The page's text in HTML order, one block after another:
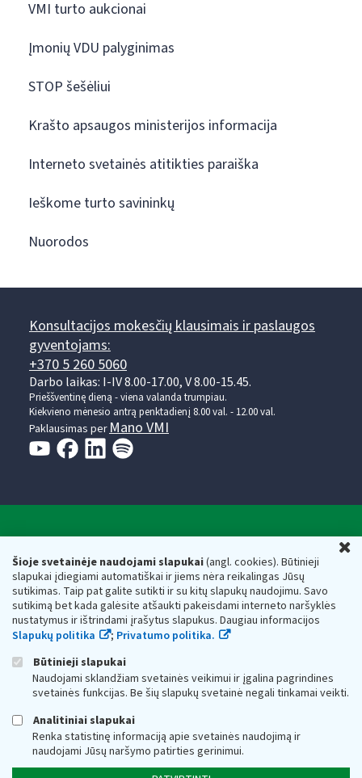
Šioje svetainėje naudojami slapukai(angl. cookies). Būtinieji
slapukai įdiegiami automatiškai ir jiems nėra reikalingas Jūsų
sutikimas. Taip pat galite sutikti ir su kitų slapukų naudojimu. Savo
sutikimą bet kada galėsite atšaukti pakeisdami interneto naršyklės
nustatymus ir ištrindami įrašytus slapukus. Daugiau informacijos
Slapukų politika
; Privatumo politika.
Būtinieji slapukai
Naudojami sklandžiam svetainės veikimui ir įgalina pagrindines
svetainės funkcijas. Be šių slapukų svetainė negali tinkamai veikti.
Analitiniai slapukai
Renka statistinę informaciją apie svetainės naudojimą ir
naudojami Jūsų naršymo patirties gerinimui.
VMI turto aukcionai
Įmonių VDU palyginimas
STOP šešėliui
Krašto apsaugos ministerijos informacija
Interneto svetainės atitikties paraiška
Ieškome turto savininkų
Nuorodos
Konsultacijos mokesčių klausimais ir paslaugos
gyventojams:
+370 5 260 5060
Darbo laikas: I-IV 8.00-17.00, V 8.00-15.45.
Prieššventinę dieną - viena valanda trumpiau.
Kiekvieno mėnesio antrą penktadienį 8.00 val. - 12.00 val.
Paklausimas per Mano VMI
Respublikos finansų ministerijos
Biudžetinė įstaiga. Juridinio asmens kodas — 188659752,
adresas: Vasario 16-osios g. 14, 01107 Vilnius, Lietuva, el.paštas:
vmi@vmi.lt, E. pristatymo dėžutės adresas 188659752
Duomenys apie Valstybinę mokesčių inspekciją prie Lietuvos
Respublikos finansų ministerijos kaupiami ir saugomi Juridinių